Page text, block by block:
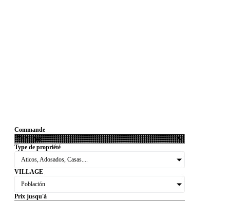
Commande
Type de propriété
Aticos, Adosados, Casas....
VILLAGE
Población
Prix jusqu'à